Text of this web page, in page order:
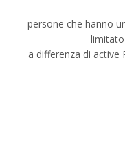
persone che hanno
a differenza di active